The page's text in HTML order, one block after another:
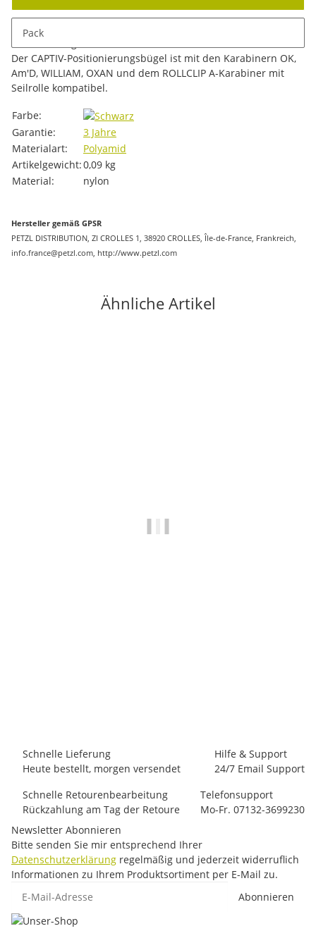
Pack
Der CAPTIV-Positionierungsbügel ist mit den Karabinern OK,
Am'D, WILLIAM, OXAN und dem ROLLCLIP A-Karabiner mit
Seilrolle kompatibel.
Produkteigenschaft
Wert
Farbe:
Garantie:
3 Jahre
Materialart:
Polyamid
Artikelgewicht:0,09 kg
Material:
nylon
Hersteller gemäß GPSR
PETZL DISTRIBUTION, ZI CROLLES 1, 38920 CROLLES, Île-de-France, Frankreich,
info.france@petzl.com, http://www.petzl.com
Ähnliche Artikel
Schnelle Lieferung
Heute bestellt, morgen versendet
Hilfe & Support
24/7 Email Support
Schnelle Retourenbearbeitung
Rückzahlung am Tag der Retoure
Telefonsupport
Mo-Fr. 07132-3699230
Newsletter Abonnieren
Bitte senden Sie mir entsprechend Ihrer
Datenschutzerklärung regelmäßig und jederzeit widerruflich
Informationen zu Ihrem Produktsortiment per E-Mail zu.
Abonnieren